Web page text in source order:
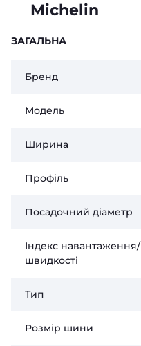
Michelin
ЗАГАЛЬНА
Бренд
Модель
Ширина
Профіль
Посадочний діаметр
Індекс навантаження/
швидкості
Тип
Розмір шини